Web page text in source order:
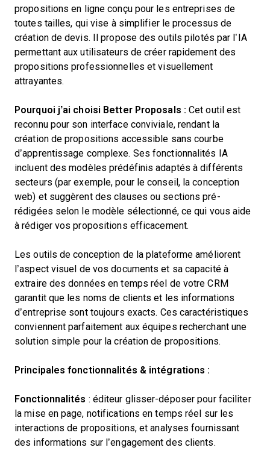
propositions en ligne conçu pour les entreprises de
toutes tailles, qui vise à simplifier le processus de
création de devis. Il propose des outils pilotés par l’IA
permettant aux utilisateurs de créer rapidement des
propositions professionnelles et visuellement
attrayantes.
Pourquoi j’ai choisi Better Proposals : Cet outil est
reconnu pour son interface conviviale, rendant la
création de propositions accessible sans courbe
d’apprentissage complexe. Ses fonctionnalités IA
incluent des modèles prédéfinis adaptés à différents
secteurs (par exemple, pour le conseil, la conception
web) et suggèrent des clauses ou sections pré-
rédigées selon le modèle sélectionné, ce qui vous aide
à rédiger vos propositions efficacement.
Les outils de conception de la plateforme améliorent
l’aspect visuel de vos documents et sa capacité à
extraire des données en temps réel de votre CRM
garantit que les noms de clients et les informations
d’entreprise sont toujours exacts. Ces caractéristiques
conviennent parfaitement aux équipes recherchant une
solution simple pour la création de propositions.
Principales fonctionnalités & intégrations :
Fonctionnalités : éditeur glisser-déposer pour faciliter
la mise en page, notifications en temps réel sur les
interactions de propositions, et analyses fournissant
des informations sur l’engagement des clients.